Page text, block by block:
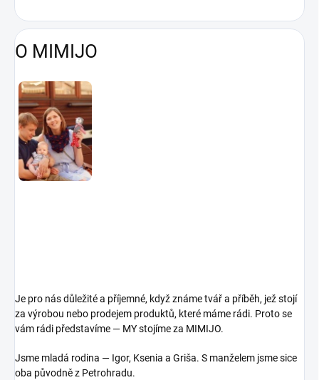
O MIMIJO
Je pro nás důležité a příjemné, když známe tvář a příběh, jež stojí
za výrobou nebo prodejem produktů, které máme rádi. Proto se
vám rádi představíme — MY stojíme za MIMIJO.
Jsme mladá rodina — Igor, Ksenia a Griša. S manželem jsme sice
oba původně z Petrohradu.